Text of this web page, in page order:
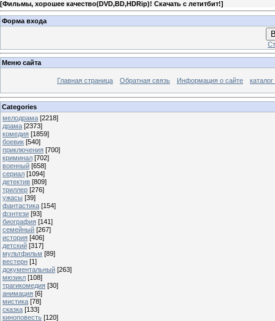
[Фильмы, хорошее качество(DVD,BD,HDRip)! Скачать с летитбит!]
Форма входа
Меню сайта
Главная страница Обратная связь Информация о сайте
Categories
мелодрама [2218]
драма [2373]
комедия [1859]
боевик [540]
приключения [700]
криминал [702]
военный [658]
сериал [1094]
детектив [809]
триллер [276]
ужасы [39]
фантастика [154]
фэнтези [93]
биография [141]
семейный [267]
история [406]
детский [317]
мультфильм [89]
вестерн [1]
документальный [263]
мюзикл [108]
трагикомедия [30]
анимация [6]
мистика [78]
сказка [133]
киноповесть [120]